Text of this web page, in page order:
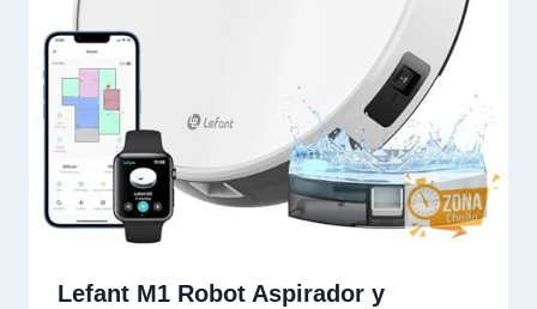
Lefant M1 Robot Aspirador y